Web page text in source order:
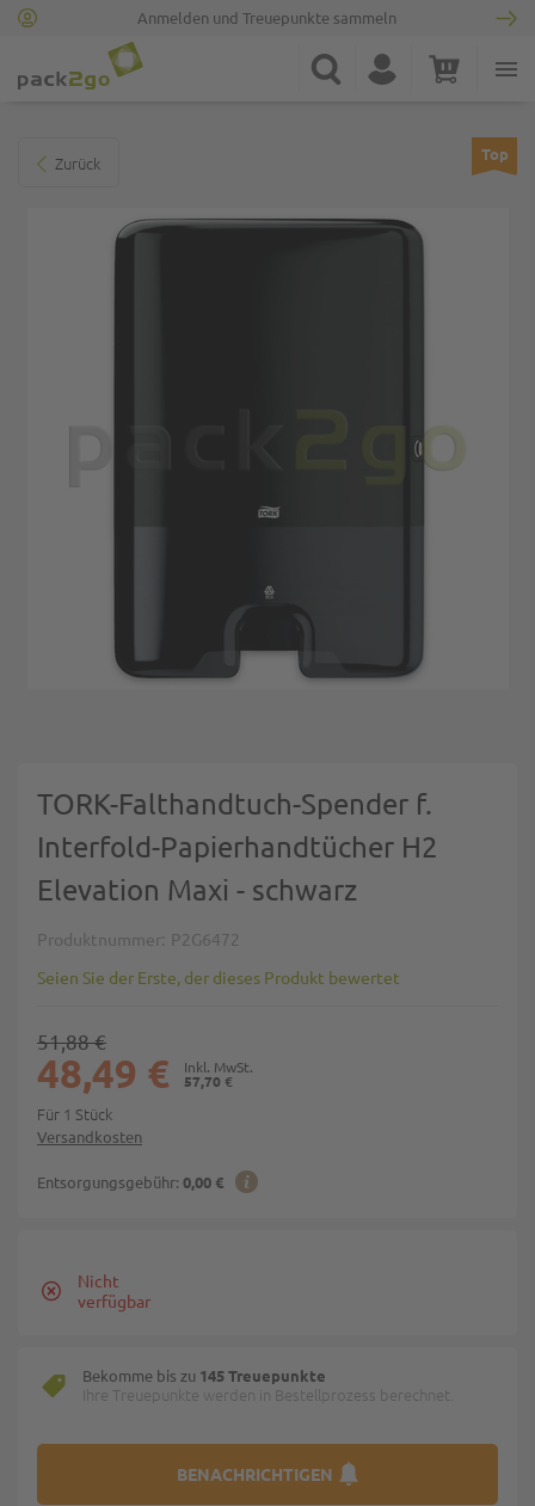
Anmelden und Treuepunkte sammeln
Suche Konto Warenkorb
Zurück Top
TORK-Falthandtuch-Spender f.
Interfold-Papierhandtücher H2
Elevation Maxi - schwarz
Produktnummer P2G6472
Seien Sie der Erste, der dieses Produkt bewertet
Versandkosten
Entsorgungsgebühr: 0,00 €
57,70 €
48,49 €
51,88 €
Für 1 Stück
Nicht
verfügbar
Bekomme bis zu 145 Treuepunkte
Ihre Treuepunkte werden in Bestellprozess berechnet.
BENACHRICHTIGEN